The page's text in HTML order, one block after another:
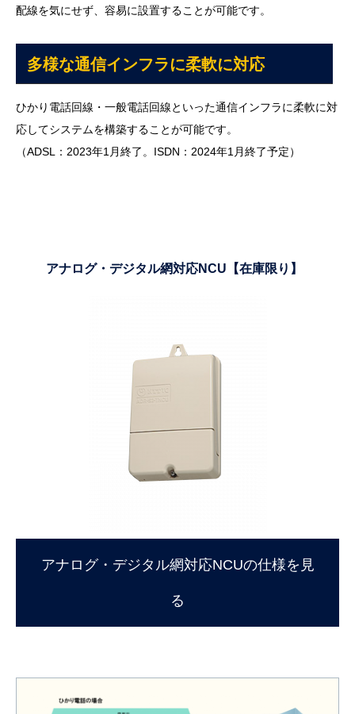
配線を気にせず、容易に設置することが可能です。
多様な通信インフラに柔軟に対応
ひかり電話回線・一般電話回線といった通信インフラに柔軟に対
応してシステムを構築することが可能です。
（ADSL：2023年1月終了。ISDN：2024年1月終了予定）
アナログ・デジタル網対応NCU【在庫限り】
アナログ・デジタル網対応NCUの仕様を見
る